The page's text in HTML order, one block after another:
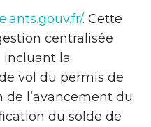
. Cette
centralisée
incluant la
vol du permis de
l’avancement du
du solde de